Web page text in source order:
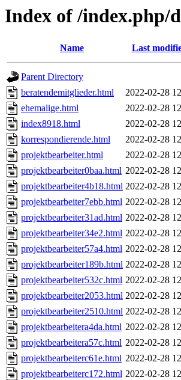
Index of /index.php/
Name Last
Parent Directory
beratendemitglieder.html
2022-02-28
ehemalige.html
2022-02-28
index8918.html
2022-02-28
korrespondierende.html
2022-02-28
projektbearbeiter.html
2022-02-28
projektbearbeiter0baa.html 2022-02-28
projektbearbeiter4b18.html 2022-02-28
projektbearbeiter7ebb.html 2022-02-28
projektbearbeiter31ad.html 2022-02-28
projektbearbeiter34e2.html 2022-02-28
projektbearbeiter57a4.html 2022-02-28
projektbearbeiter189b.html 2022-02-28
projektbearbeiter532c.html 2022-02-28
projektbearbeiter2053.html 2022-02-28
projektbearbeiter2510.html 2022-02-28
projektbearbeitera4da.html 2022-02-28
projektbearbeitera57c.html 2022-02-28
projektbearbeiterc61e.html 2022-02-28
projektbearbeiterc172.html 2022-02-28